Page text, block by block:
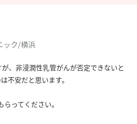
ック/横浜
、非浸潤性乳管がんが否定できないと
不安だと思います。
ってください。